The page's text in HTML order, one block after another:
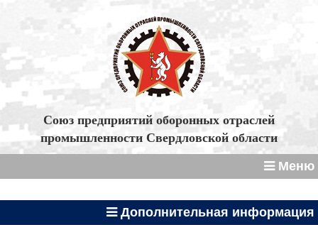
Союз предприятий оборонных отраслей
промышленности Свердловской области
Меню
Дополнительная информация